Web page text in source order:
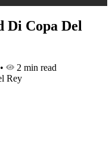
Di Copa Del
• 2 min read